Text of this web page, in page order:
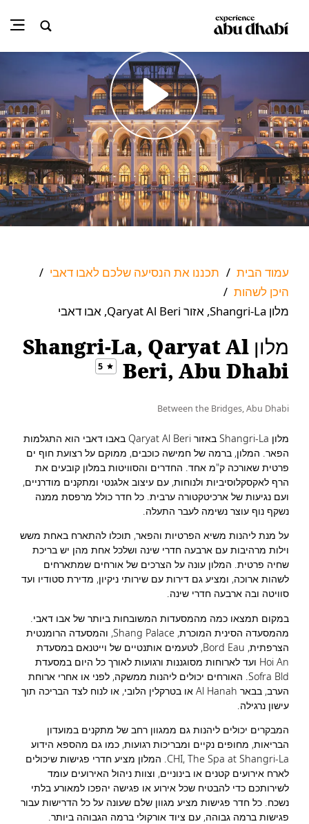
Play
עמוד הבית / תכננו את הנסיעה שלכם לאבו דאבי /
היכן לשהות /
מלון Shangri-La, אזור Qaryat Al Beri, אבו דאבי
מלון Shangri-La, Qaryat Al
Beri, Abu Dhabi
5
Between the Bridges, Abu Dhabi
מלון Shangri-La באזור Qaryat Al Beri באבו דאבי הוא התגלמות
הפאר. המלון, ברמה של חמישה כוכבים, ממוקם על רצועת חוף ים
פרטית שאורכה ק"מ אחד. החדרים והסוויטות במלון קובעים את
הרף לאקסקלוסיביות ולנוחות, עם עיצוב אלגנטי ומתקנים מודרניים,
ועם נגיעות של ארכיטקטורה ערבית. כל חדר כולל מרפסת ממנה
נשקף נוף עוצר נשימה לעבר התעלה.
על מנת ליהנות משיא הפרטיות והפאר, תוכלו להתארח באחת משש
וילות מרהיבות עם ארבעה חדרי שינה ושלכל אחת מהן יש בריכת
שחיה פרטית. המלון עונה על הצרכים של אורחים שמתארחים
לשהות ארוכה, ומציע גם דירות עם שירותי ניקיון, מדירת סטודיו ועד
סוויטה ובה ארבעה חדרי שינה.
במקום תמצאו כמה מהמסעדות המשובחות ביותר של אבו דאבי.
מהמסעדה הסינית המוכרת, Shang Palace, והמסעדה הרומנטית
הצרפתית, Bord Eau, לטעמים אותנטיים של וייטנאם במסעדת
Hoi An ועד לארוחות מסוגננות ורגועות לאורך כל היום במסעדת
Sofra Bld. האורחים יכולים ליהנות ממשקה, לפני או אחרי ארוחת
הערב, בבאר Al Hanah או בטרקלין הלובי, או לנוח לצד הבריכה תוך
עישון נרגילה.
המבקרים יכולים ליהנות גם ממגוון רחב של מתקנים במועדון
הבריאות, מחופים נקיים ומבריכות רגועות, כמו גם מהספא הידוע
CHI, The Spa at Shangri-La. המלון מציע חדרי פגישות שיכולים
לארח אירועים קטנים או בינוניים, וצוות ניהול האירועים עומד
לשירותכם כדי להבטיח שכל אירוע או פגישה יהפכו למאורע בלתי
נשכח. כל חדר פגישות מציע מגוון שלם שעונה על כל הדרישות עבור
פגישות ברמה גבוהה, עם ציוד אורקולי ברמה הגבוהה ביותר.